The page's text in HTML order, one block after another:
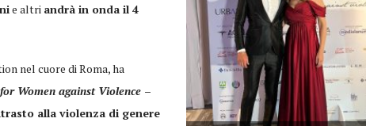
e altri andrà in onda il 4
nel cuore di Roma, ha
Women against Violence –
alla violenza di genere